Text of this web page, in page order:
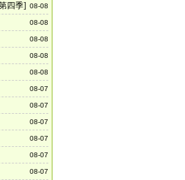
08-08
四季]
08-08
08-08
08-08
08-08
08-07
08-07
08-07
08-07
08-07
08-07